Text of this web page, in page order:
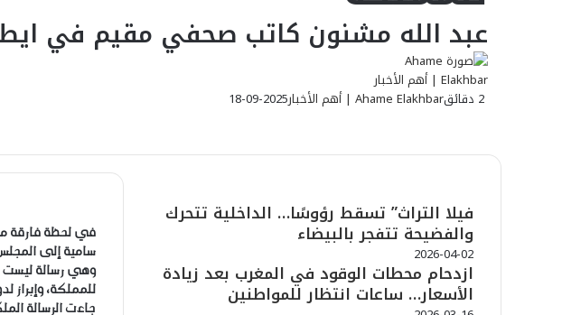
عبد الله مشنون كاتب صحفي مقيم في
Ahame Elakhbar | أهم الأخبار 2025-09-18 2 دقائق
في لحظة فارقة من
سامية إلى
وهي رسالة ليست
للمملكة،
جاءت الرسالة
إ
غ
ل
ا
ق
فيلا التراث” تسقط رؤوسًا… الداخلية تتحرك
والفضيحة تتفجر بالبيضاء
2026-04-02
ازدحام محطات الوقود في المغرب بعد زيادة
الأسعار… ساعات انتظار للمواطنين